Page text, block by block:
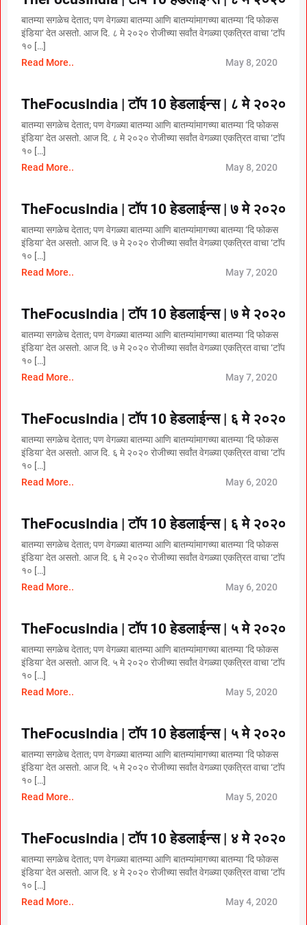
बातम्या सगळेच देतात; पण वेगळ्या बातम्या आणि बातम्यांमागच्या बातम्या ‘दि फोकस
इंडिया‘ देत असतो. आज दि. ८ मे २०२० रोजीच्या सर्वांत वेगळ्या एकत्रित वाचा ‘टाॅप
१० […]
Read More..
May 8, 2020
TheFocusIndia | टॉप 10 हेडलाईन्स | ८ मे २०२०
बातम्या सगळेच देतात; पण वेगळ्या बातम्या आणि बातम्यांमागच्या बातम्या ‘दि फोकस
इंडिया‘ देत असतो. आज दि. ८ मे २०२० रोजीच्या सर्वांत वेगळ्या एकत्रित वाचा ‘टाॅप
१० […]
Read More..
May 8, 2020
TheFocusIndia | टॉप 10 हेडलाईन्स | ७ मे २०२०
बातम्या सगळेच देतात; पण वेगळ्या बातम्या आणि बातम्यांमागच्या बातम्या ‘दि फोकस
इंडिया‘ देत असतो. आज दि. ७ मे २०२० रोजीच्या सर्वांत वेगळ्या एकत्रित वाचा ‘टाॅप
१० […]
Read More..
May 7, 2020
TheFocusIndia | टॉप 10 हेडलाईन्स | ७ मे २०२०
बातम्या सगळेच देतात; पण वेगळ्या बातम्या आणि बातम्यांमागच्या बातम्या ‘दि फोकस
इंडिया‘ देत असतो. आज दि. ७ मे २०२० रोजीच्या सर्वांत वेगळ्या एकत्रित वाचा ‘टाॅप
१० […]
Read More..
May 7, 2020
TheFocusIndia | टॉप 10 हेडलाईन्स | ६ मे २०२०
बातम्या सगळेच देतात; पण वेगळ्या बातम्या आणि बातम्यांमागच्या बातम्या ‘दि फोकस
इंडिया‘ देत असतो. आज दि. ६ मे २०२० रोजीच्या सर्वांत वेगळ्या एकत्रित वाचा ‘टाॅप
१० […]
Read More..
May 6, 2020
TheFocusIndia | टॉप 10 हेडलाईन्स | ६ मे २०२०
बातम्या सगळेच देतात; पण वेगळ्या बातम्या आणि बातम्यांमागच्या बातम्या ‘दि फोकस
इंडिया‘ देत असतो. आज दि. ६ मे २०२० रोजीच्या सर्वांत वेगळ्या एकत्रित वाचा ‘टाॅप
१० […]
Read More..
May 6, 2020
TheFocusIndia | टॉप 10 हेडलाईन्स | ५ मे २०२०
बातम्या सगळेच देतात; पण वेगळ्या बातम्या आणि बातम्यांमागच्या बातम्या ‘दि फोकस
इंडिया‘ देत असतो. आज दि. ५ मे २०२० रोजीच्या सर्वांत वेगळ्या एकत्रित वाचा ‘टाॅप
१० […]
Read More..
May 5, 2020
TheFocusIndia | टॉप 10 हेडलाईन्स | ५ मे २०२०
बातम्या सगळेच देतात; पण वेगळ्या बातम्या आणि बातम्यांमागच्या बातम्या ‘दि फोकस
इंडिया‘ देत असतो. आज दि. ५ मे २०२० रोजीच्या सर्वांत वेगळ्या एकत्रित वाचा ‘टाॅप
१० […]
Read More..
May 5, 2020
TheFocusIndia | टॉप 10 हेडलाईन्स | ४ मे २०२०
बातम्या सगळेच देतात; पण वेगळ्या बातम्या आणि बातम्यांमागच्या बातम्या ‘दि फोकस
इंडिया‘ देत असतो. आज दि. ४ मे २०२० रोजीच्या सर्वांत वेगळ्या एकत्रित वाचा ‘टाॅप
१० […]
Read More..
May 4, 2020